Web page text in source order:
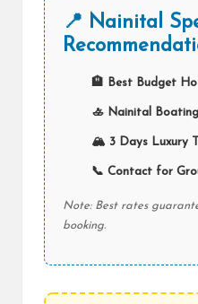
📍 Nainital
🏨 Best Budget
🚣 Nainital
🏔️ 3 Days Luxury
📞 Contact for
Note: Best rates
booking.